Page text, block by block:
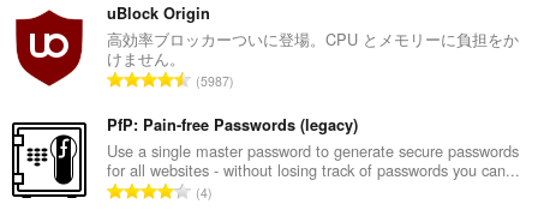
の
総
：
uBlock Origin
高効率ブロッカーついに登場。CPU とメモリーに負担をか
けません。
評
の
総
数
：
5987
PfP: Pain-free Passwords (legacy)
Use a single master password to generate secure passwords
for all websites - without losing track of passwords you can...
評
4